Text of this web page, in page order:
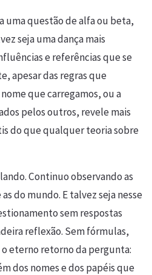
uma questão de alfa ou beta,
seja uma dança mais
e referências que se
apesar das regras que
que carregamos, ou a
pelos outros, revele mais
do que qualquer teoria sobre
Continuo observando as
do mundo. E talvez seja nesse
sem respostas
reflexão. Sem fórmulas,
o eterno retorno da pergunta:
dos nomes e dos papéis que